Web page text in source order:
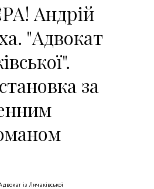
Андрій
"Адвокат
за
із Личаківської